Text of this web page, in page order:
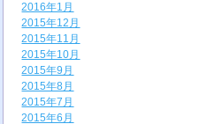
2016年1月
2015年12月
2015年11月
2015年10月
2015年9月
2015年8月
2015年7月
2015年6月